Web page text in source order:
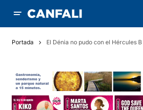
Portada El Dénia no pudo con el Hércules B